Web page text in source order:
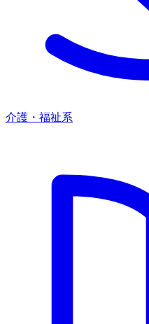
介護・福祉系